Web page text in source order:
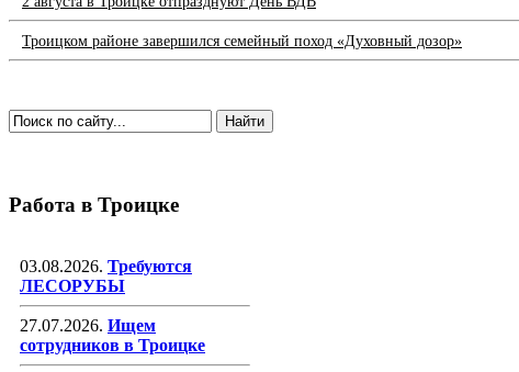
Троицком районе завершился семейный поход «Духовный дозор»
Работа в Троицке
03.08.2026. Требуются
ЛЕСОРУБЫ
27.07.2026. Ищем
сотрудников в Троицке